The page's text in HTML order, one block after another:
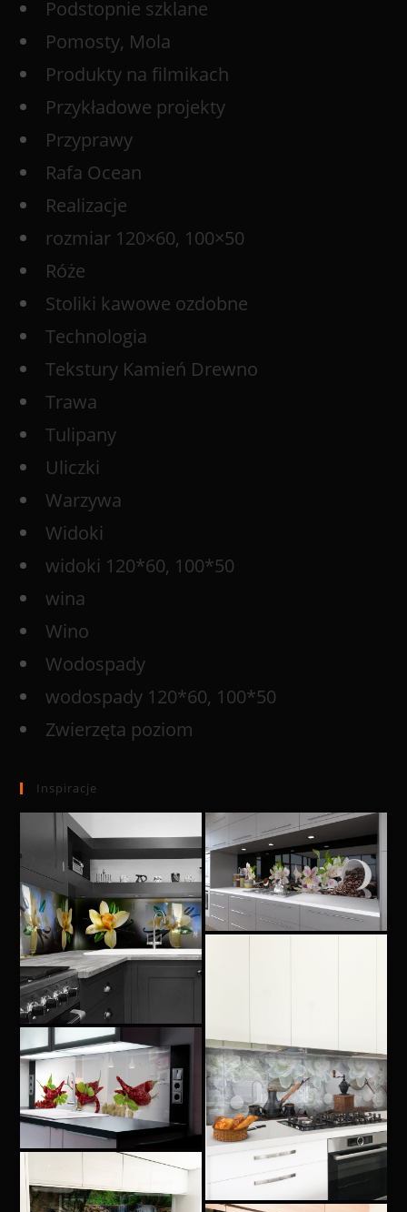
Podstopnie szklane
Pomosty, Mola
Produkty na filmikach
Przykładowe projekty
Przyprawy
Rafa Ocean
Realizacje
rozmiar 120×60, 100×50
Róże
Stoliki kawowe ozdobne
Technologia
Tekstury Kamień Drewno
Trawa
Tulipany
Uliczki
Warzywa
Widoki
widoki 120*60, 100*50
wina
Wino
Wodospady
wodospady 120*60, 100*50
Zwierzęta poziom
Inspiracje